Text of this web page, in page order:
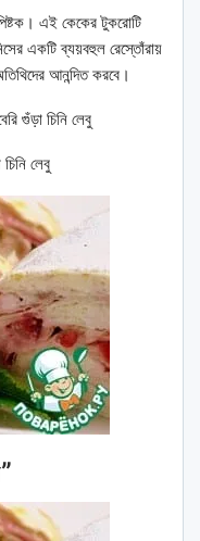
এই কেকের টুকরোটি
একটি ব্যয়বহুল রেস্তোঁরায়
আনন্দিত করবে।
গুঁড়া চিনি লেবু
লেবু